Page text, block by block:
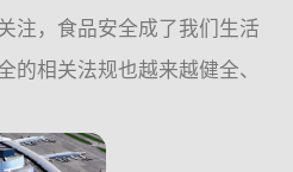
注，食品安全成了我们生活
的相关法规也越来越健全、
员及管理者，对食品安全的